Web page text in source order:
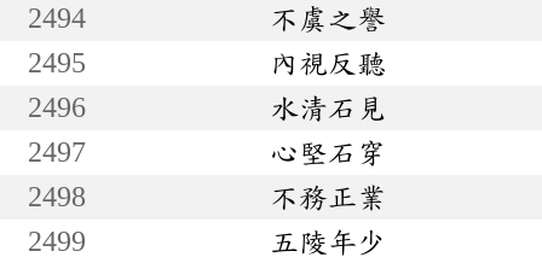
2494
不虞之譽
2495
內視反聽
2496
水清石見
2497
心堅石穿
2498
不務正業
2499
五陵年少